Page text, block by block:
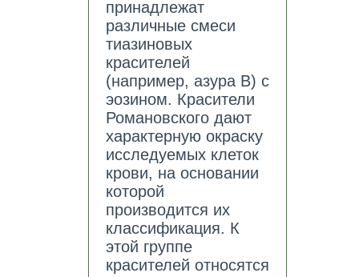
принадлежат
различные смеси
тиазиновых
красителей
(например, азура В) с
эозином. Красители
Романовского дают
характерную окраску
исследуемых клеток
крови, на основании
которой
производится их
классификация. К
этой группе
красителей относятся